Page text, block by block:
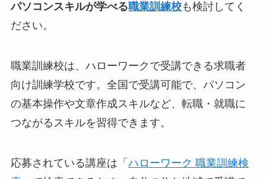
パソコンスキルが学べる職業訓練校も検討してく
ださい。
職業訓練校は、ハローワークで受講できる求職者
向け訓練学校です。全国で受講可能で、パソコン
の基本操作や文章作成スキルなど、転職・就職に
つながるスキルを習得できます。
応募されている講座は「 ハローワーク 職業訓練検